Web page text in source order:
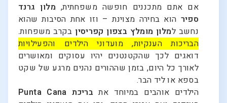
אם אתם מתכננים חופשה משפחתית, מלון גרנד
ספיר הוא בחירה מצוינת – וזו אחת הסיבות שהוא
נחשב למלון מומלץ בצפון קפריסין בקרב משפחות.
הבריכות הענקיות, מועדוני הילדים והפעילויות
דואגים לכך שהקטנטנים יהיו עסוקים ומאושרים
לאורך כל היום, בזמן שההורים נהנים מרגע של שקט
בספא או ליד הבר.
הילדים אוהבים במיוחד את
בריכת Punta Cana